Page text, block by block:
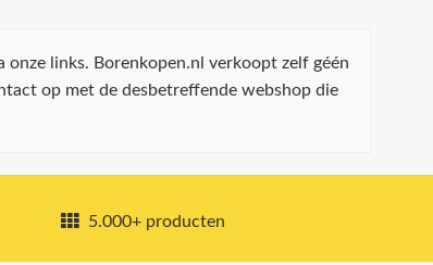
links. Borenkopen.nl verkoopt zelf géén
op met de desbetreffende webshop die
5.000+ producten